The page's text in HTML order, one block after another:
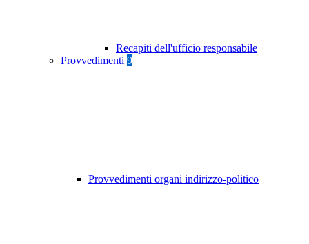
Recapiti dell'ufficio responsabile
Provvedimenti 9
Provvedimenti organi indirizzo-politico